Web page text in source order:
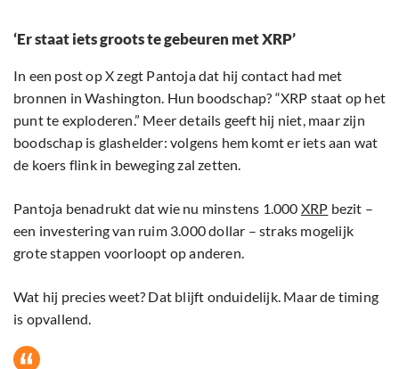
‘Er staat iets groots te gebeuren met XRP’
In een post op X zegt Pantoja dat hij contact had met
bronnen in Washington. Hun boodschap? “XRP staat op het
punt te exploderen.” Meer details geeft hij niet, maar zijn
boodschap is glashelder: volgens hem komt er iets aan wat
de koers flink in beweging zal zetten.
Pantoja benadrukt dat wie nu minstens 1.000 XRP bezit –
een investering van ruim 3.000 dollar – straks mogelijk
grote stappen voorloopt op anderen.
Wat hij precies weet? Dat blijft onduidelijk. Maar de timing
is opvallend.